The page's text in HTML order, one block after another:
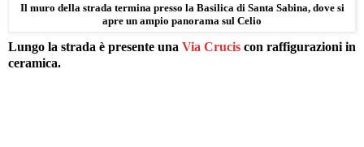
Il muro della strada termina presso la Basilica di Santa Sabina, dove si
apre un ampio panorama sul Celio
Lungo la strada è presente una Via Crucis con raffigurazioni in
ceramica.